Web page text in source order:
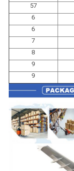
57
6
6
7
8
9
9